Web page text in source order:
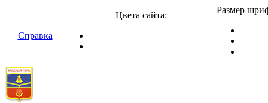
Справка
Цвета сайта:
Размер